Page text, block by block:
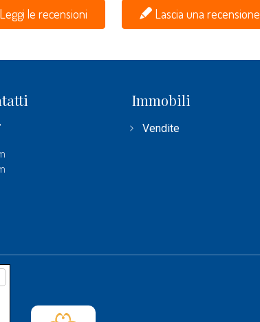
le recensioni Lascia una recensione
Immobili
Vendite